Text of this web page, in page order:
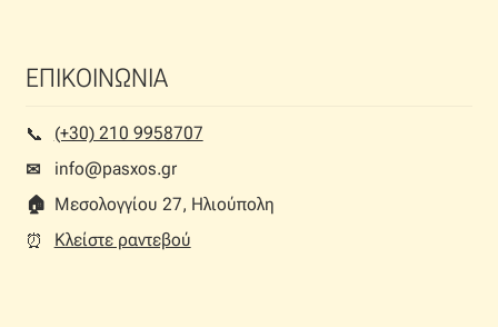
ΕΠΙΚΟΙΝΩΝΙΑ
📞︎
(+30) 210 9958707
✉
info@pasxos.gr
🏠︎ Μεσολογγίου 27, Ηλιούπολη
⏰︎
Κλείστε ραντεβού